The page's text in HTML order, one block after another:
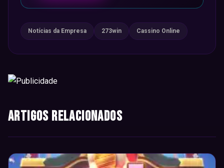
Notícias da Empresa 273win Cassino Online
Artigos Relacionados